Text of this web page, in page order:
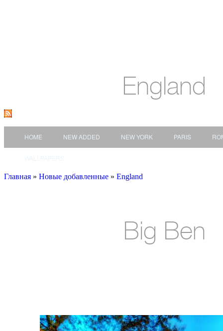
England
HOME NEW ADDED NEW YORK PARIS
Главная » Новые добавленные » England
Big Ben